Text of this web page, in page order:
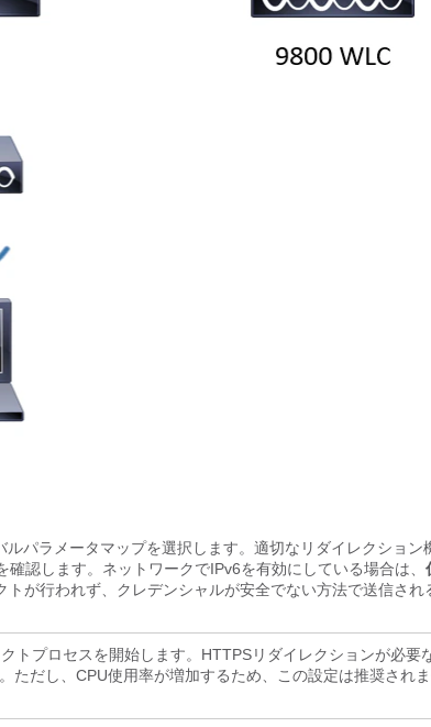
ルパラメータマップを選択します。適切なリダイレクション
確認します。ネットワークでIPv6を有効にしている場合は、
が行われず、クレデンシャルが安全でない方法で送信され
トプロセスを開始します。HTTPSリダイレクションが必要
ただし、CPU使用率が増加するため、この設定は推奨され